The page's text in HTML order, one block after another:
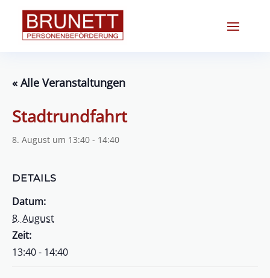
« Alle Veranstaltungen
Stadtrundfahrt
8. August um 13:40 - 14:40
DETAILS
Datum:
8. August
Zeit:
13:40 - 14:40